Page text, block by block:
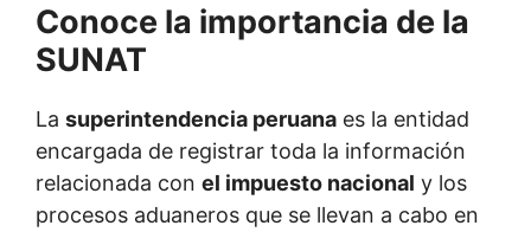
Conoce la importancia de la
SUNAT
La superintendencia peruana es la entidad
encargada de registrar toda la información
relacionada con el impuesto nacional y los
procesos aduaneros que se llevan a cabo en